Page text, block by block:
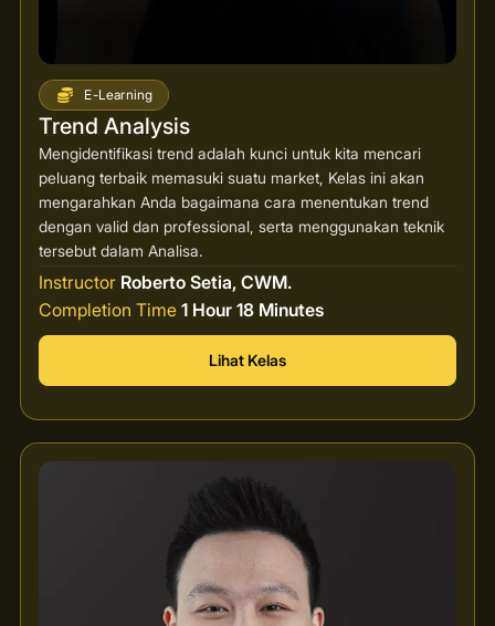
E-Learning
Trend Analysis
Mengidentifikasi trend adalah kunci untuk kita mencari
peluang terbaik memasuki suatu market, Kelas ini akan
mengarahkan Anda bagaimana cara menentukan trend
dengan valid dan professional, serta menggunakan teknik
tersebut dalam Analisa.
Instructor Roberto Setia, CWM.
Completion Time 1 Hour 18 Minutes
Lihat Kelas